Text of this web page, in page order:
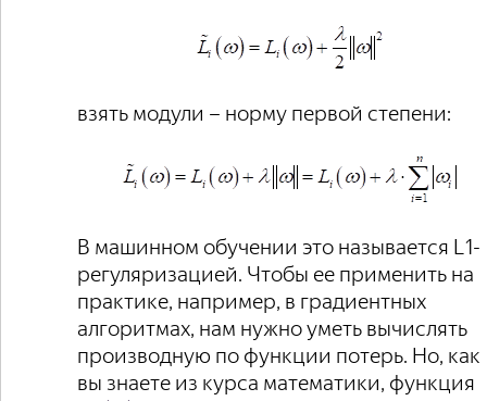
взять модули – норму первой степени:
В машинном обучении это называется L1-
регуляризацией. Чтобы ее применить на
практике, например, в градиентных
алгоритмах, нам нужно уметь вычислять
производную по функции потерь. Но, как
вы знаете из курса математики, функция